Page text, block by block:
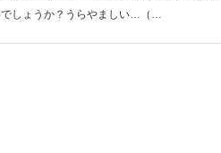
でしょうか？うらやましい…（…